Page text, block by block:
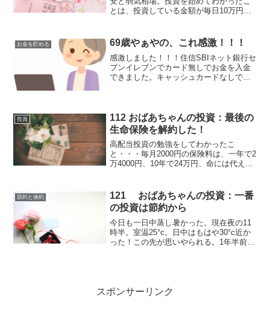
とは、投資している金額が毎日10万円単
の？え？！今まで資産が減ったり増えた
りは滅多にしなかった...
お金を貯める 69歳やぁやの、これ感激！！！
感激しました！！！住信SBIネット銀行セ
ブンイレブンでカード無しでお金を入金
できました。キャッシュカードなしで、
と言います。Go...
投資
112 おばあちゃんの投資：最後の
生命保険を解約した！
高配当投資の勉強をしてわかったこ
と・・・毎月2000円の保険料は、一年で2
万4000円、10年で24万円、命には代えら
1年預けても200円。1000万円預けてや...
節約と倹約
121 おばあちゃんの投資：一番
の投資は節約から
今日も一日中蒸し暑かった。現在夜の11
時半。室温25°c。日中はもはや30°c近か
った！この先が思いやられる。1年半前か
スポンサーリンク